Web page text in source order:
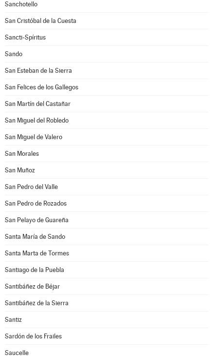
Sanchotello
San Cristóbal de la Cuesta
Sancti-Spíritus
Sando
San Esteban de la Sierra
San Felices de los Gallegos
San Martín del Castañar
San Miguel del Robledo
San Miguel de Valero
San Morales
San Muñoz
San Pedro del Valle
San Pedro de Rozados
San Pelayo de Guareña
Santa María de Sando
Santa Marta de Tormes
Santiago de la Puebla
Santibáñez de Béjar
Santibáñez de la Sierra
Santiz
Sardón de los Frailes
Saucelle